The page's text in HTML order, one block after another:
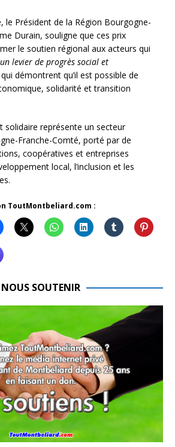
le Président de la Région Bourgogne-
Durain, souligne que ces prix
le soutien régional aux acteurs qui
un levier de progrès social et
démontrent qu’il est possible de
solidarité et transition
solidaire représente un secteur
Franche-Comté, porté par de
coopératives et entreprises
local, l’inclusion et les
ToutMontbeliard.com :
NOUS SOUTENIR